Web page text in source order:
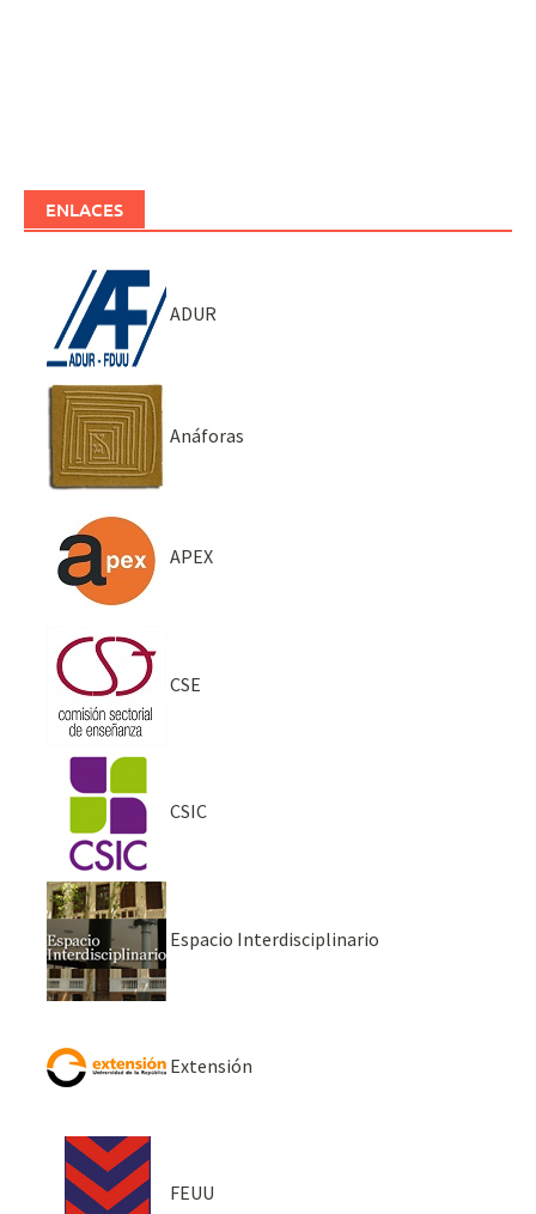
ENLACES
ADUR
Anáforas
APEX
CSE
CSIC
Espacio Interdisciplinario
Extensión
FEUU